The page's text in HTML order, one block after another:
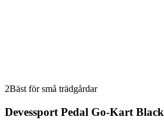
2Bäst för små trädgårdar
Devessport Pedal Go-Kart Black